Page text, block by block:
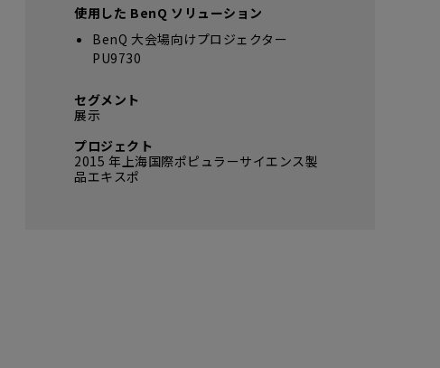
使用した BenQ ソリューション
BenQ 大会場向けプロジェクター
PU9730
セグメント
展示
プロジェクト
2015 年上海国際ポピュラーサイエンス製
品エキスポ